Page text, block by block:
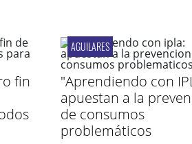
fin
AGUILARES
"Aprendiendo con
apuestan a la
de consumos
problemáticos